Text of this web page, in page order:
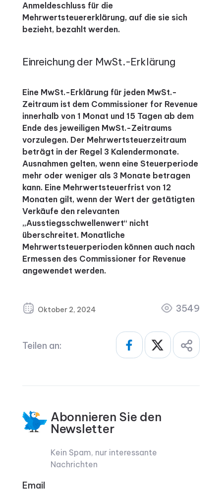
Anmeldeschluss für die
Mehrwertsteuererklärung, auf die sie sich
bezieht, bezahlt werden.
Einreichung der MwSt.-Erklärung
Eine MwSt.-Erklärung für jeden MwSt.-
Zeitraum ist dem Commissioner for Revenue
innerhalb von 1 Monat und 15 Tagen ab dem
Ende des jeweiligen MwSt.-Zeitraums
vorzulegen. Der Mehrwertsteuerzeitraum
beträgt in der Regel 3 Kalendermonate.
Ausnahmen gelten, wenn eine Steuerperiode
mehr oder weniger als 3 Monate betragen
kann. Eine Mehrwertsteuerfrist von 12
Monaten gilt, wenn der Wert der getätigten
Verkäufe den relevanten
„Ausstiegsschwellenwert“ nicht
überschreitet. Monatliche
Mehrwertsteuerperioden können auch nach
Ermessen des Commissioner for Revenue
angewendet werden.
Oktober 2, 2024 3549
Teilen an:
Abonnieren Sie den
Newsletter
Kein Spam, nur interessante
Nachrichten
Email